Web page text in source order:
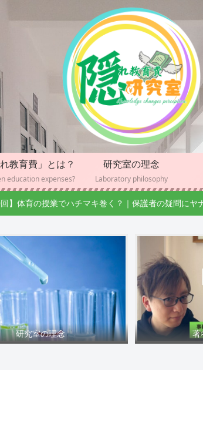
教育費」とは？
education expenses?
研究室の理念
Laboratory philosophy
】体育の授業でハチマキ巻く？｜保護者の疑問にヤ
研究室の理念 著